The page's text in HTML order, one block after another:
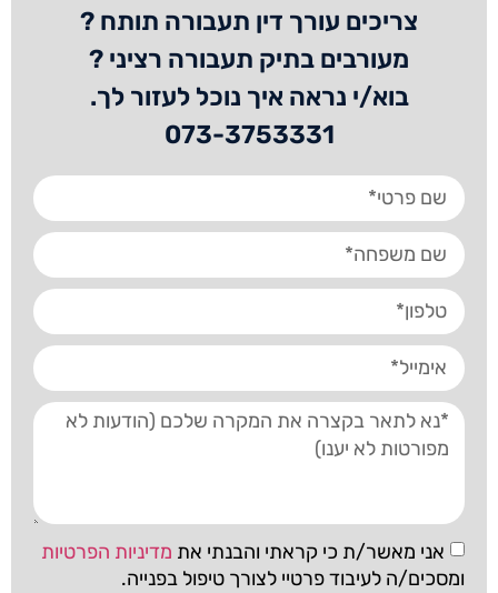
צריכים עורך דין תעבורה תותח ?
מעורבים בתיק תעבורה רציני ?
בוא/י נראה איך נוכל לעזור לך.
073-3753331
אני מאשר/ת כי קראתי והבנתי את מדיניות הפרטיות
ומסכים/ה לעיבוד פרטיי לצורך טיפול בפנייה.